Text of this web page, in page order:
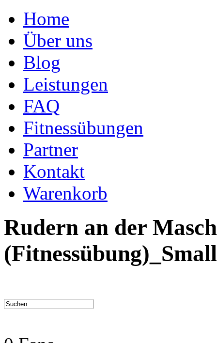
Home
Über uns
Blog
Leistungen
FAQ
Fitnessübungen
Partner
Kontakt
Warenkorb
Rudern an der
(Fitnessübung)_Small